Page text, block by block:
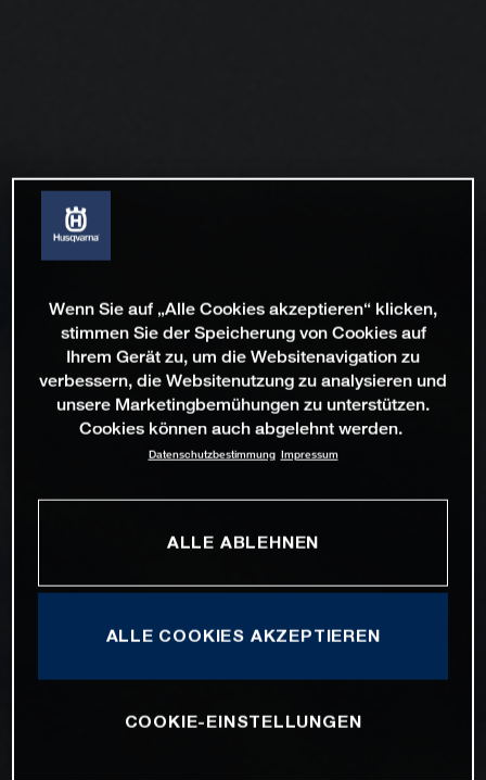
Wenn Sie auf „Alle Cookies akzeptieren“ klicken,
stimmen Sie der Speicherung von Cookies auf
Ihrem Gerät zu, um die Websitenavigation zu
verbessern, die Websitenutzung zu analysieren und
unsere Marketingbemühungen zu unterstützen.
Cookies können auch abgelehnt werden.
Datenschutzbestimmung Impressum
ALLE ABLEHNEN
ALLE COOKIES AKZEPTIEREN
COOKIE-EINSTELLUNGEN